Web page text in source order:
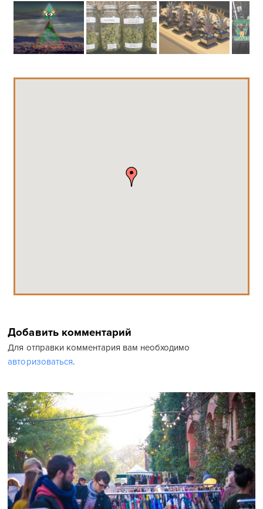
Добавить комментарий
Для отправки комментария вам необходимо
авторизоваться.